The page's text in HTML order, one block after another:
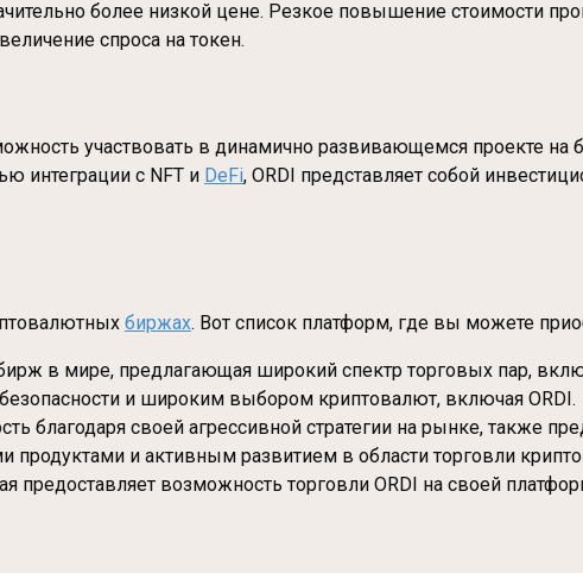
более низкой цене. Резкое повышение стоимости
спроса на токен.
участвовать в динамично развивающемся проекте
интеграции с NFT и DeFi, ORDI представляет собой
биржах. Вот список платформ, где вы можете
в мире, предлагающая широкий спектр торговых пар,
и широким выбором криптовалют, включая ORDI.
благодаря своей агрессивной стратегии на рынке, также
и активным развитием в области торговли
возможность торговли ORDI на своей